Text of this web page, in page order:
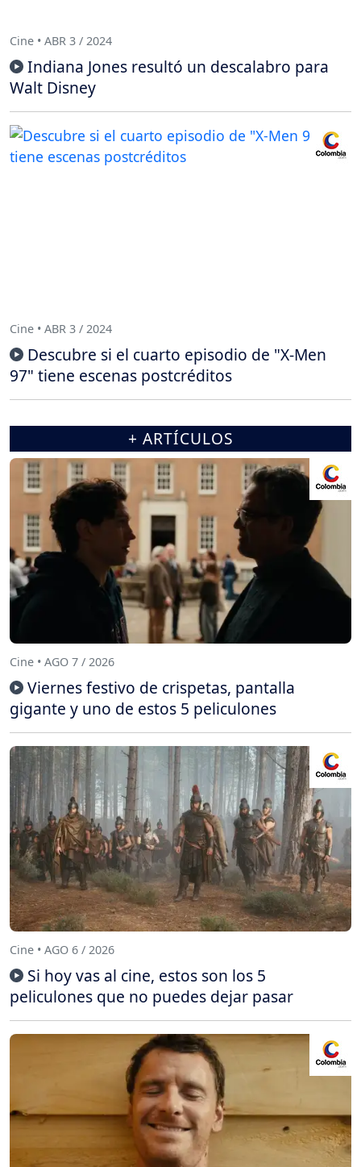
Cine • ABR 3 / 2024
Indiana Jones resultó un descalabro para
Walt Disney
Cine • ABR 3 / 2024
Descubre si el cuarto episodio de "X-Men
97" tiene escenas postcréditos
+ ARTÍCULOS
Cine • AGO 7 / 2026
Viernes festivo de crispetas, pantalla
gigante y uno de estos 5 peliculones
Cine • AGO 6 / 2026
Si hoy vas al cine, estos son los 5
peliculones que no puedes dejar pasar